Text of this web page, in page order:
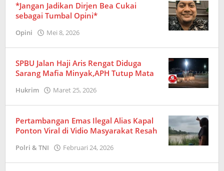
*Jangan Jadikan Dirjen Bea Cukai
sebagai Tumbal Opini*
Opini Mei 8, 2026
SPBU Jalan Haji Aris Rengat Diduga
Sarang Mafia Minyak,APH Tutup Mata
Hukrim Maret 25, 2026
Pertambangan Emas Ilegal Alias Kapal
Ponton Viral di Vidio Masyarakat Resah
Polri & TNI Februari 24, 2026